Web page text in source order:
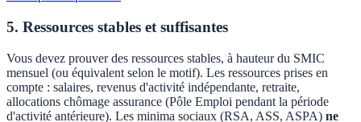
5. Ressources stables et suffisantes
Vous devez prouver des ressources stables, à hauteur du SMIC
mensuel (ou équivalent selon le motif). Les ressources prises en
compte : salaires, revenus d'activité indépendante, retraite,
allocations chômage assurance (Pôle Emploi pendant la période
d'activité antérieure). Les minima sociaux (RSA, ASS, ASPA) ne